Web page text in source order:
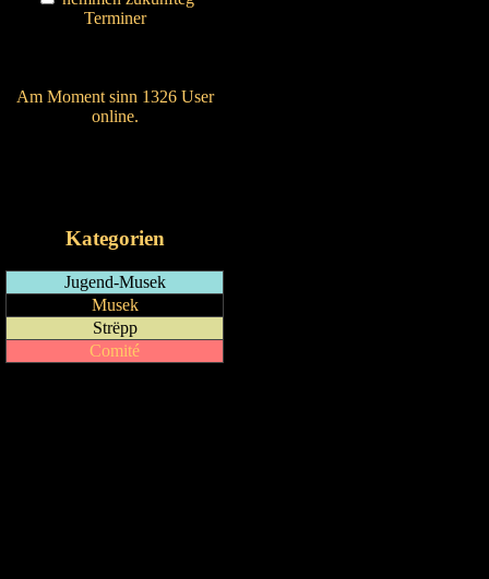
Terminer
Am Moment sinn 1326 User
online.
Kategorien
Jugend-Musek
Musek
Strëpp
Comité